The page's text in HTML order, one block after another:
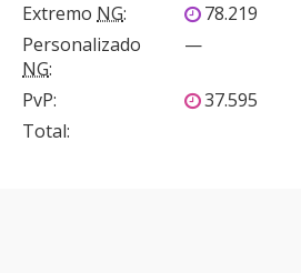
Extremo NG: 78.219
Personalizado
NG:
—
PvP: 37.595
Total: